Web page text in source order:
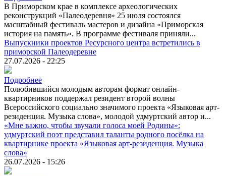
В Приморском крае в комплексе археологических
реконструкций «Палеодеревня» 25 июля состоялся
масштабный фестиваль мастеров и дизайна «Приморская
история на память». В программе фестиваля приняли...
Выпускники проектов Ресурсного центра встретились в
приморской Палеодеревне
27.07.2026 - 22:25
Подробнее
Полюбившийся молодым авторам формат онлайн-
квартирников поддержал резидент второй волны
Всероссийского социально значимого проекта «Языковая арт-
резиденция. Музыка слова», молодой удмуртский автор и...
«Мне важно, чтобы звучали голоса моей Родины»:
удмуртский поэт представил таланты родного посёлка на
квартирнике проекта «Языковая арт-резиденция. Музыка
слова»
26.07.2026 - 15:26